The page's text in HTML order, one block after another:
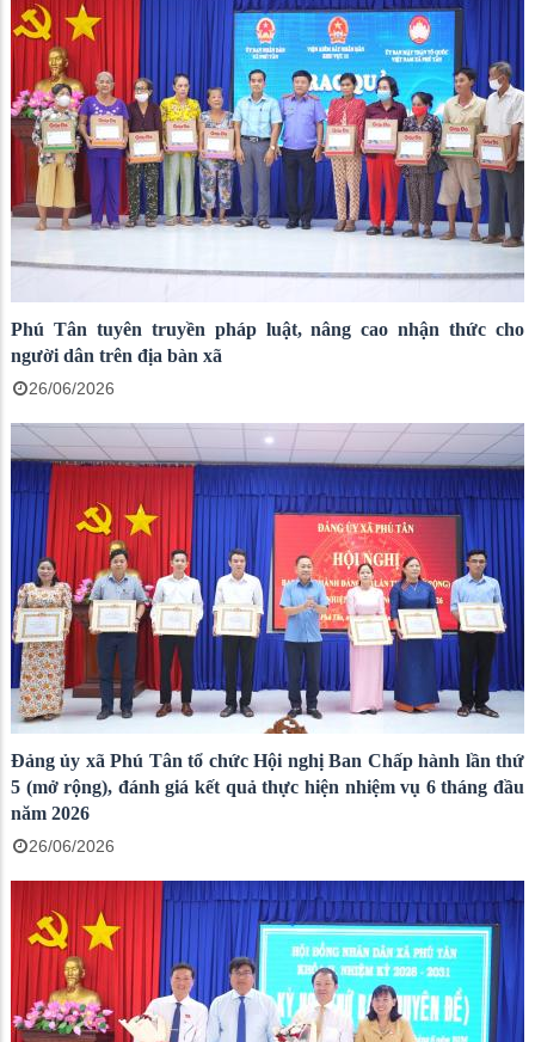
Phú Tân tuyên truyền pháp luật, nâng cao nhận thức cho
người dân trên địa bàn xã
26/06/2026
Đảng ủy xã Phú Tân tổ chức Hội nghị Ban Chấp hành lần thứ
5 (mở rộng), đánh giá kết quả thực hiện nhiệm vụ 6 tháng đầu
năm 2026
26/06/2026